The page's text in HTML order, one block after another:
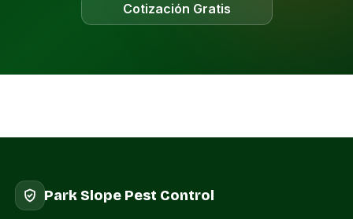
Cotización Gratis
Park Slope Pest Control